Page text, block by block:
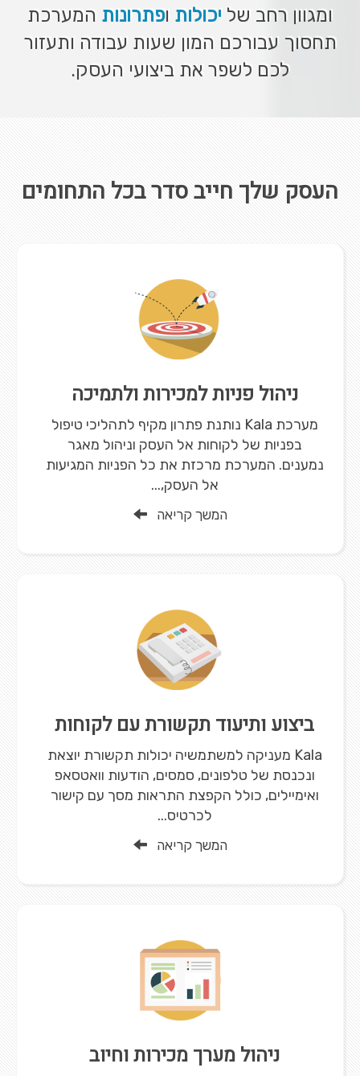
ומגוון רחב של יכולות ופתרונות המערכת
תחסוך עבורכם המון שעות עבודה ותעזור
לכם לשפר את ביצועי העסק.
העסק שלך חייב סדר בכל התחומים
ניהול פניות למכירות ולתמיכה
מערכת Kala נותנת פתרון מקיף לתהליכי טיפול
בפניות של לקוחות אל העסק וניהול מאגר
נמענים. המערכת מרכזת את כל הפניות המגיעות
אל העסק,...
המשך קריאה
ביצוע ותיעוד תקשורת עם לקוחות
Kala מעניקה למשתמשיה יכולות תקשורת יוצאת
ונכנסת של טלפונים, סמסים, הודעות וואטסאפ
ואימיילים, כולל הקפצת התראות מסך עם קישור
לכרטיס...
המשך קריאה
ניהול מערך מכירות וחיוב